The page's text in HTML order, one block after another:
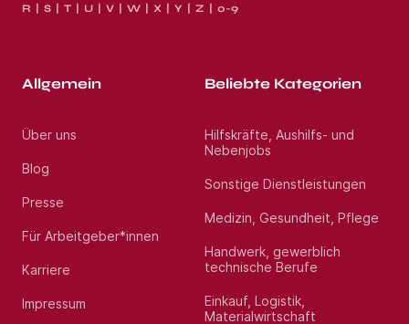
R S T U V W X Y Z 0-9
Allgemein
Über uns
Blog
Presse
Für Arbeitgeber*innen
Karriere
Impressum
Beliebte Kategorien
Hilfskräfte, Aushilfs- und
Nebenjobs
Sonstige Dienstleistungen
Medizin, Gesundheit, Pflege
Handwerk, gewerblich
technische Berufe
Einkauf, Logistik,
Materialwirtschaft